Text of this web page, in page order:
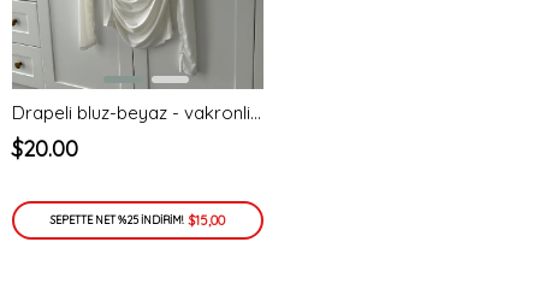
Drapeli bluz-beyaz - vakronline
$20.00
SEPETTE NET %25 İNDİRİM! $15,00